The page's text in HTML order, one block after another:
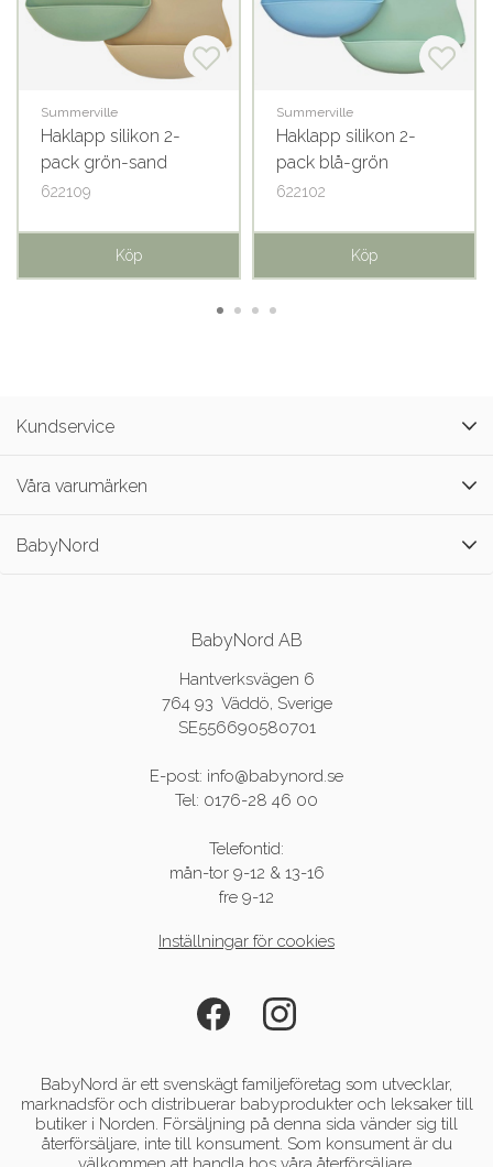
Summerville
Haklapp silikon 2-
pack grön-sand
622109
Köp
Summerville
Haklapp silikon 2-
pack blå-grön
622102
Köp
Kundservice
Våra varumärken
BabyNord
BabyNord AB
Hantverksvägen 6
764 93 Väddö, Sverige
SE556690580701
E-post: info@babynord.se
Tel: 0176-28 46 00
Telefontid:
mån-tor 9-12 & 13-16
fre 9-12
Inställningar för cookies
BabyNord är ett svenskägt familjeföretag som utvecklar,
marknadsför och distribuerar babyprodukter och leksaker till
butiker i Norden. Försäljning på denna sida vänder sig till
återförsäljare, inte till konsument. Som konsument är du